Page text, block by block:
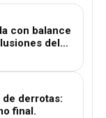
con balance
del…
derrotas:
final.